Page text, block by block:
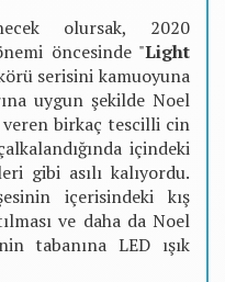
olursak, 2020
öncesinde "Light
serisini kamuoyuna
uygun şekilde Noel
veren birkaç tescilli cin
içindeki
gibi asılı kalıyordu.
içerisindeki kış
ve daha da Noel
tabanına LED ışık